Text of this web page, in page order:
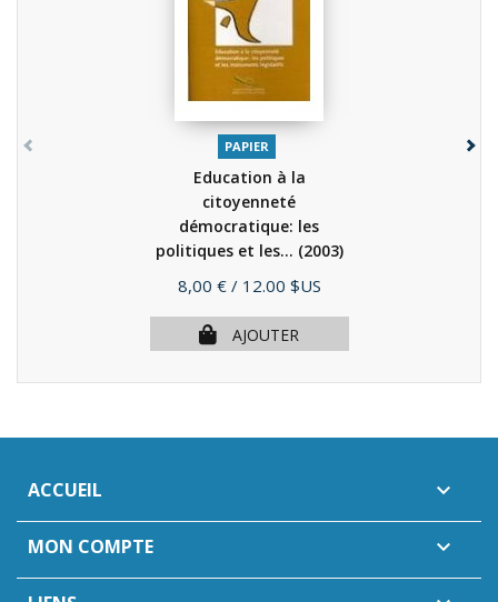
PAPIER
Education à la
citoyenneté
démocratique: les
politiques et les... (2003)
Prix
8,00 € / 12.00 $US
AJOUTER
ACCUEIL 
MON COMPTE 